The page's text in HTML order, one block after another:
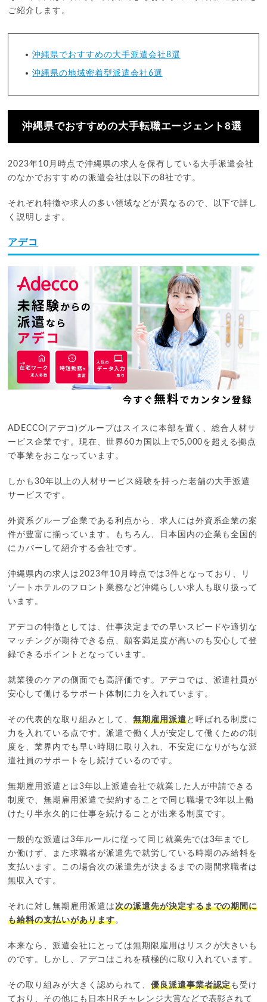
ご紹介します。
沖縄県でおすすめの大手派遣会社8選
沖縄県の地域密着型派遣会社6選
沖縄県でおすすめの大手転職エージェント8選
2023年10月時点で沖縄県の求人を保有している大手派遣会社
のなかでおすすめの派遣会社は以下の8社です。
それぞれ特徴や求人の多い領域などが異なるので、以下で詳し
く説明します。
アデコ
ADECCO(アデコ)グループはスイスに本部を置く、総合人材サ
ービス企業です。現在、世界60カ国以上で5,000を超える拠点
で事業をおこなっています。
しかも30年以上の人材サービス経験を持った老舗の大手派遣
サービスです。
外資系グループ企業である利点から、求人には外資系企業の案
件が豊富に揃っています。もちろん、日本国内の企業も全国的
にカバーして紹介する会社です。
沖縄県内の求人は2023年10月時点では3件となっており、リ
ゾートホテルのフロント業務など沖縄らしい求人も取り扱って
います。
アデコの特徴としては、仕事決定までの早いスピードや適切な
マッチングが期待できる点、顧客満足度が高いのも安心して登
録できるポイントとなっています。
就業後のケアの側面でも高評価です。アデコでは、派遣社員が
安心して働けるサポート体制に力を入れています。
その代表的な取り組みとして、 無期雇用派遣と呼ばれる制度に
力を入れている点です。派遣で働く人が安定して働くための制
度を、業界内でも早い時期に取り入れ、不安定になりがちな派
遣社員のサポートをし続けているのです。
無期雇用派遣とは3年以上派遣会社で就業した人が申請できる
制度で、無期雇用派遣で契約することで同じ職場で3年以上働
けたり半永久的に仕事を続けることが出来る制度です。
一般的な派遣は3年ルールに従って同じ就業先では3年までし
か働けず、また求職者が派遣先で就労している時期のみ給料を
支払います。この場合次の派遣先が決まるまでの期間求職者は
無収入です。
それに対し無期雇用派遣は次の派遣先が決定するまでの期間に
も給料の支払いがあります。
本来なら、派遣会社にとっては無期限雇用はリスクが大きいも
のです。しかし、アデコはこれを積極的に取り入れています。
その取り組みが大きく認められて、 優良派遣事業者認定も受け
ており、その他にも日本HRチャレンジ大賞などで表彰されて